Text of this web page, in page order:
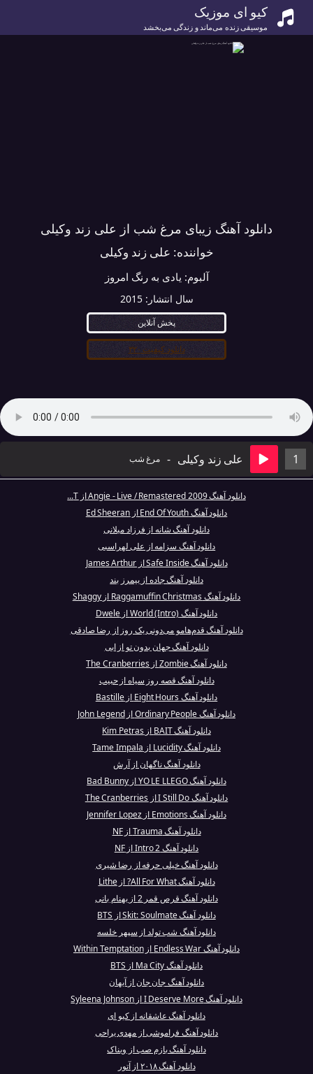
کیو ای موزیک
موسیقی زنده می‌ماند و زندگی می‌بخشد
دانلود آهنگ زیبای مرغ شب از علی زند وکیلی
خواننده: علی زند وکیلی
آلبوم: یادی به رنگ امروز
سال انتشار:2015
پخش آنلاین
دانلود کیفیت ۳۲۰
1 علی زند وکیلی - مرغ شب
دانلود آهنگ Angie - Live / Remastered 2009 از T...
دانلود آهنگ End Of Youth از Ed Sheeran
دانلود آهنگ شانه از فرزاد میلانی
دانلود آهنگ سزامه از علی لهراسبی
دانلود آهنگ Safe Inside از James Arthur
دانلود آهنگ جاده از بیمرز بند
دانلود آهنگ Raggamuffin Christmas از Shaggy
دانلود آهنگ World (Intro) از Dwele
دانلود آهنگ قدم‌هامو می‌دونی یک روز از رضا صادقی
دانلود آهنگ جهان بدون تو از ابی
دانلود آهنگ Zombie از The Cranberries
دانلود آهنگ قصه روز سیاه از حبیب
دانلود آهنگ Eight Hours از Bastille
دانلود آهنگ Ordinary People از John Legend
دانلود آهنگ BAIT از Kim Petras
دانلود آهنگ Lucidity از Tame Impala
دانلود آهنگ ناگهان از آرش
دانلود آهنگ YO LE LLEGO از Bad Bunny
دانلود آهنگ I Still Do از The Cranberries
دانلود آهنگ Emotions از Jennifer Lopez
دانلود آهنگ Trauma از NF
دانلود آهنگ Intro 2 از NF
دانلود آهنگ خیلی حرفه از رضا شیری
دانلود آهنگ All For What? از Lithe
دانلود آهنگ قرص قمر 2 از بهنام بانی
دانلود آهنگ Skit: Soulmate از BTS
دانلود آهنگ شب تولد از سپهر خلسه
دانلود آهنگ Endless War از Within Temptation
دانلود آهنگ Ma City از BTS
دانلود آهنگ جان جان از آیهان
دانلود آهنگ I Deserve More از Syleena Johnson
دانلود آهنگ عاشقانه از کیو ای
دانلود آهنگ فراموشی از مهدی یراحی
دانلود آهنگ بازم صب از ویناک
دانلود آهنگ ۲۰۱۸ از آتور‎